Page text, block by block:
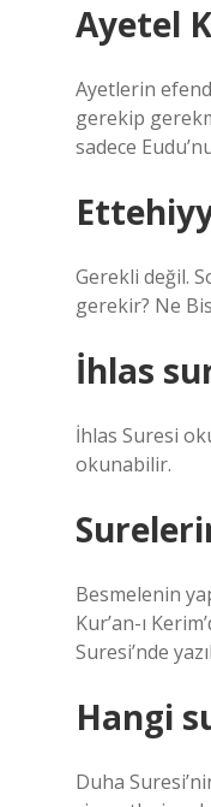
Ayetel
Ayetlerin
gerekip
sadece
Gerekli değil.
gerekir? Ne
İhlas
İhlas Suresi
okunabilir.
Besmelenin
Kur’an-ı
Suresi’nde
Hangi
Duha